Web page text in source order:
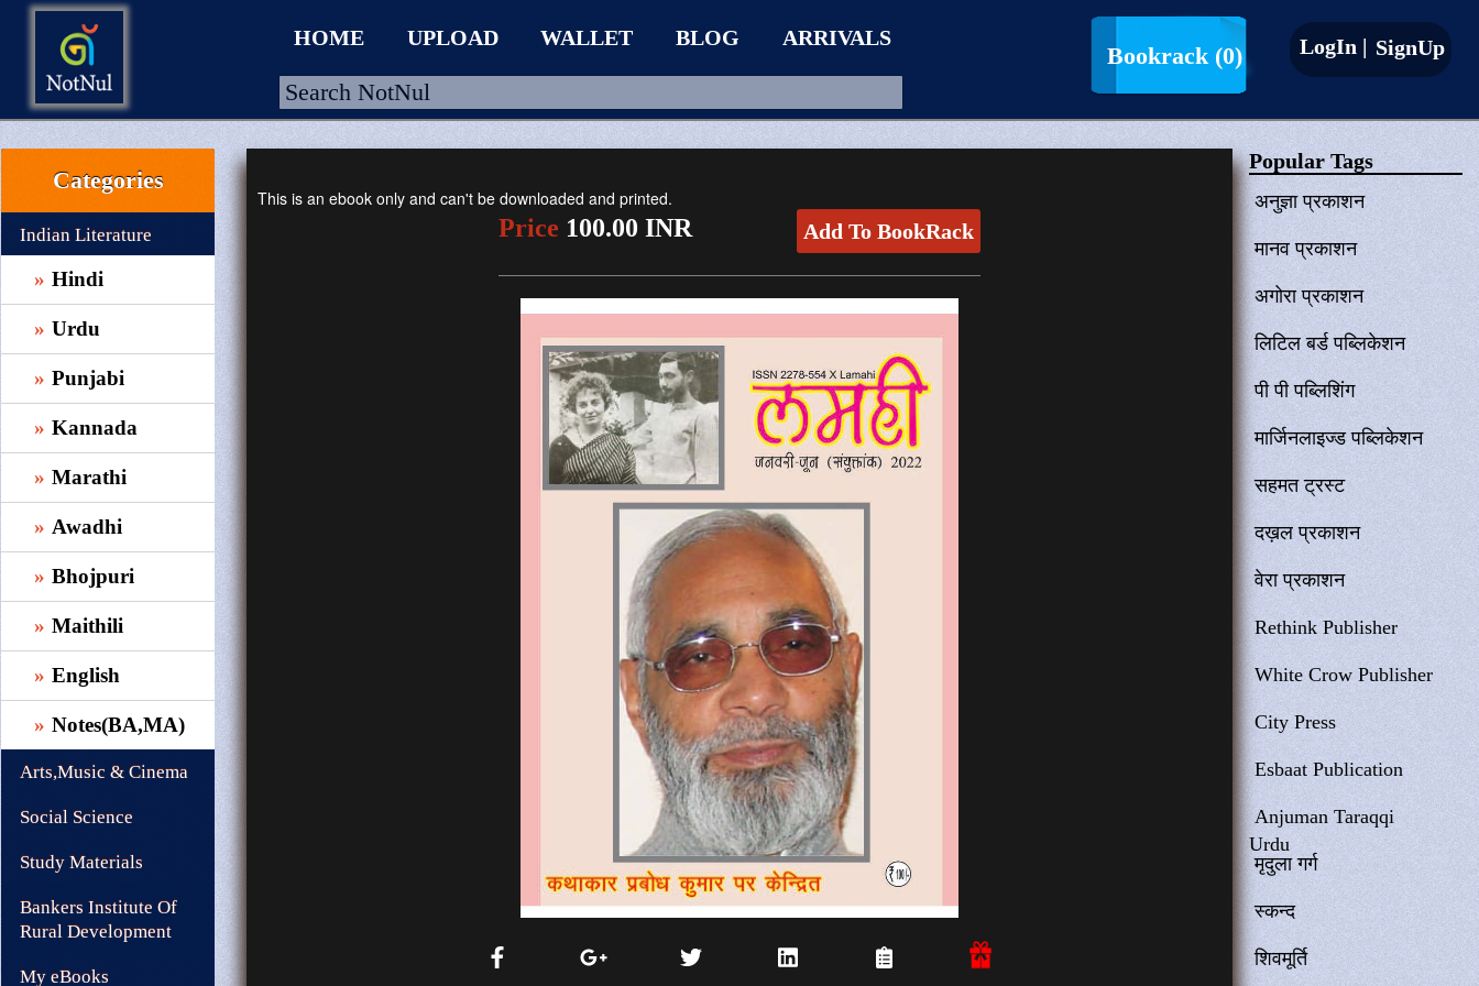
HOME
UPLOAD
WALLET
BLOG
ARRIVALS
CATEGORIES >
HOME UPLOAD WALLET BLOG ARRIVALS
Bookrack (0) LogIn | SignUp
Categories
Indian Literature
Hindi
Urdu
Punjabi
Kannada
Marathi
Awadhi
Bhojpuri
Maithili
English
Notes(BA,MA)
Arts,Music & Cinema
Social Science
Study Materials
Bankers Institute Of
Rural Development
My eBooks
This is an ebook only and can't be downloaded and printed.
Price 100.00 INR Add To BookRack
Popular Tags
अनुज्ञा प्रकाशन
मानव प्रकाशन
अगोरा प्रकाशन
लिटिल बर्ड पब्लिकेशन
पी पी पब्लिशिंग
मार्जिनलाइज्ड पब्लिकेशन
सहमत ट्रस्ट
दख़ल प्रकाशन
वेरा प्रकाशन
Rethink Publisher
White Crow Publisher
City Press
Esbaat Publication
Anjuman Taraqqi
Urdu
मृदुला गर्ग
स्कन्द
शिवमूर्ति